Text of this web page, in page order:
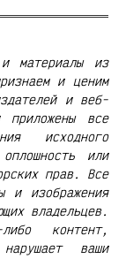
материалы из
и ценим
и веб-
все
исходного
или
прав. Все
и изображения
владельцев.
контент,
ваши